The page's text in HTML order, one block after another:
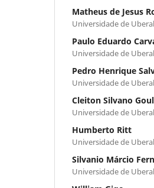
Matheus de Jesus
Universidade de
Paulo Eduardo
Universidade de
Pedro Henrique
Universidade de
Cleiton Silvano
Universidade de
Humberto Ritt
Universidade de
Silvanio Márcio
Universidade de